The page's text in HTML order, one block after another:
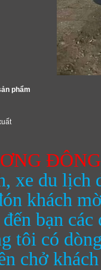
phẩm
xe du lịch
khách
bạn
tôi có
chở